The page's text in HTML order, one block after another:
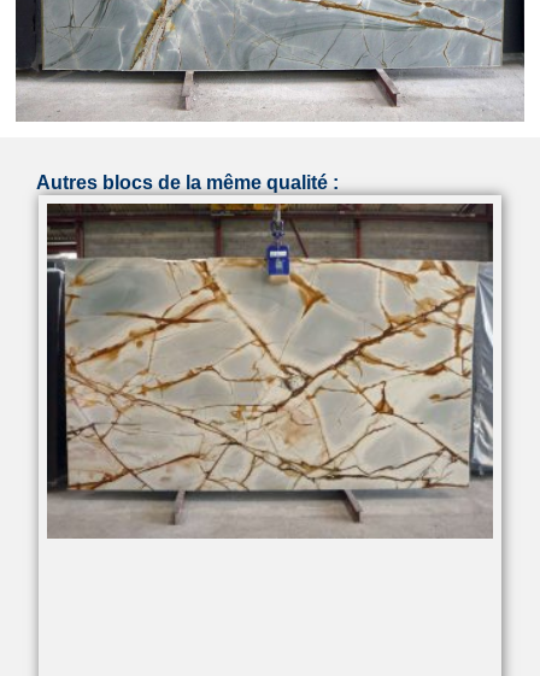
Autres blocs de la même qualité :